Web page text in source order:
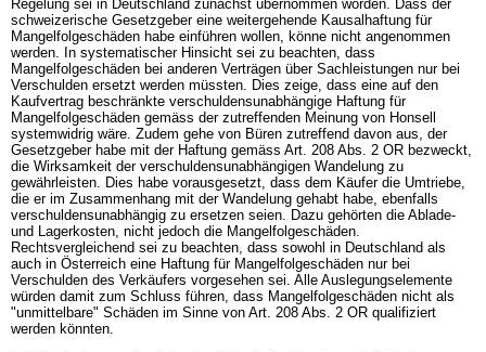
Regelung sei in Deutschland zunächst übernommen worden. Dass der
schweizerische Gesetzgeber eine weitergehende Kausalhaftung für
Mangelfolgeschäden habe einführen wollen, könne nicht angenommen
werden. In systematischer Hinsicht sei zu beachten, dass
Mangelfolgeschäden bei anderen Verträgen über Sachleistungen nur bei
Verschulden ersetzt werden müssten. Dies zeige, dass eine auf den
Kaufvertrag beschränkte verschuldensunabhängige Haftung für
Mangelfolgeschäden gemäss der zutreffenden Meinung von Honsell
systemwidrig wäre. Zudem gehe von Büren zutreffend davon aus, der
Gesetzgeber habe mit der Haftung gemäss Art. 208 Abs. 2 OR bezweckt,
die Wirksamkeit der verschuldensunabhängigen Wandelung zu
gewährleisten. Dies habe vorausgesetzt, dass dem Käufer die Umtriebe,
die er im Zusammenhang mit der Wandelung gehabt habe, ebenfalls
verschuldensunabhängig zu ersetzen seien. Dazu gehörten die Ablade-
und Lagerkosten, nicht jedoch die Mangelfolgeschäden.
Rechtsvergleichend sei zu beachten, dass sowohl in Deutschland als
auch in Österreich eine Haftung für Mangelfolgeschäden nur bei
Verschulden des Verkäufers vorgesehen sei. Alle Auslegungselemente
würden damit zum Schluss führen, dass Mangelfolgeschäden nicht als
"unmittelbare" Schäden im Sinne von Art. 208 Abs. 2 OR qualifiziert
werden könnten.